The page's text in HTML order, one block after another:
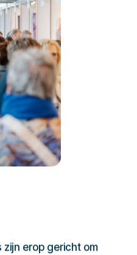
zijn erop gericht om